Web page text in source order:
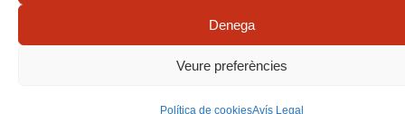
Denega
Veure preferències
Política de cookiesAvís Legal